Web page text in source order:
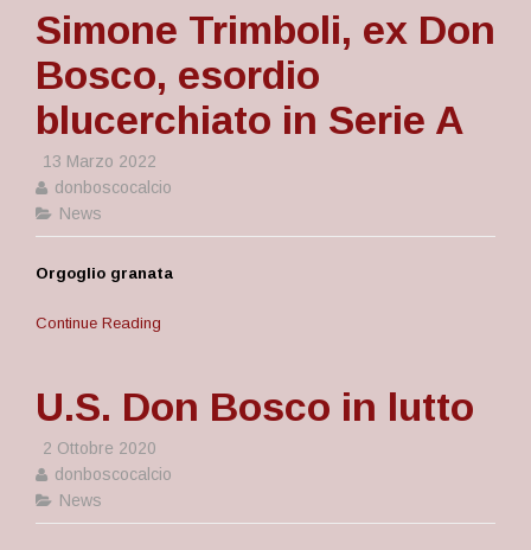
Simone Trimboli, ex Don
Bosco, esordio
blucerchiato in Serie A
13 Marzo 2022
donboscocalcio
News
Orgoglio granata
Continue Reading
U.S. Don Bosco in lutto
2 Ottobre 2020
donboscocalcio
News